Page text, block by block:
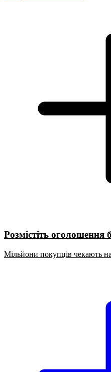
Розмістіть оголошення
Мільйони покупців чекають